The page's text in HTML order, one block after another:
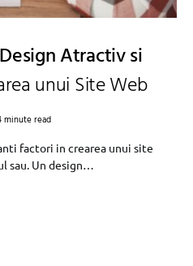
Atractiv si
unui Site Web
minute read
factori in crearea unui site
sau. Un design…